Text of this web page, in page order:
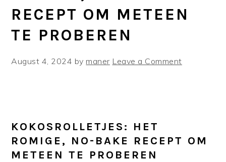
RECEPT OM METEEN
TE PROBEREN
August 4, 2024 bymaner Leave a Comment
KOKOSROLLETJES: HET
ROMIGE, NO-BAKE RECEPT OM
METEEN TE PROBEREN